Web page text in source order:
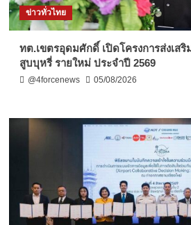
ข่าวทั่วไทย
ทต.เขตรอุดมศักดิ์ เปิดโครงการส่งเส
สูบบุหรี่ รายใหม่ ประจำปี 2569
@4forcenews 05/08/2026